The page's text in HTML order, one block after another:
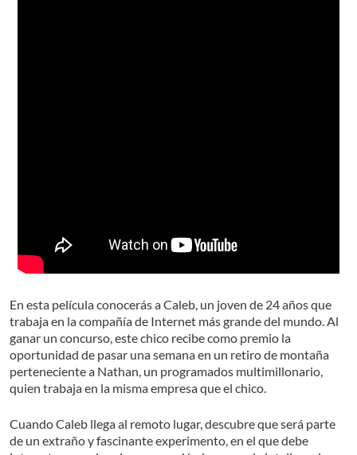
En esta película conocerás a Caleb, un joven de 24 años que
trabaja en la compañía de Internet más grande del mundo. Al
ganar un concurso, este chico recibe como premio la
oportunidad de pasar una semana en un retiro de montaña
perteneciente a Nathan, un programados multimillonario,
quien trabaja en la misma empresa que el chico.
Cuando Caleb llega al remoto lugar, descubre que será parte
de un extraño y fascinante experimento, en el que debe